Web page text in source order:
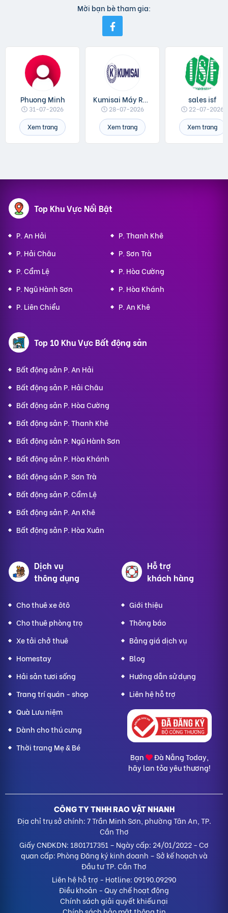
Mời bạn bè tham gia:
Phuong Minh
31-07-2026
Xem trang
Kumisai Máy Rửa Xe
28-07-2026
Xem trang
sales isf
22-07-2026
Xem trang
Top Khu Vực Nổi Bật
P. An Hải
P. Thanh Khê
P. Hải Châu
P. Sơn Trà
P. Cẩm Lệ
P. Hòa Cường
P. Ngũ Hành Sơn
P. Hòa Khánh
P. Liên Chiểu
P. An Khê
Top 10 Khu Vực Bất động sản
Bất động sản P. An Hải
Bất động sản P. Hải Châu
Bất động sản P. Hòa Cường
Bất động sản P. Thanh Khê
Bất động sản P. Ngũ Hành Sơn
Bất động sản P. Hòa Khánh
Bất động sản P. Sơn Trà
Bất động sản P. Cẩm Lệ
Bất động sản P. An Khê
Bất động sản P. Hòa Xuân
Dịch vụ
thông dụng
Cho thuê xe ôtô
Cho thuê phòng trọ
Xe tải chở thuê
Homestay
Hải sản tươi sống
Trang trí quán - shop
Quà Lưu niệm
Dành cho thú cưng
Thời trang Mẹ & Bé
Hỗ trợ
khách hàng
Giới thiệu
Thông báo
Bảng giá dịch vụ
Blog
Hướng dẫn sử dụng
Liên hệ hỗ trợ
Bạn
Đà Nẵng Today,
hãy lan tỏa yêu thương!
CÔNG TY TNHH RAO VẶT NHANH
Địa chỉ trụ sở chính: 7 Trần Minh Sơn, phường Tân An, TP.
Cần Thơ
Giấy CNĐKDN: 1801717351 – Ngày cấp: 24/01/2022 - Cơ
quan cấp: Phòng Đăng ký kinh doanh – Sở kế hoạch và
Đầu tư TP. Cần Thơ
Liên hệ hỗ trợ - Hotline:09190.09290
Điều khoản -Quy chế hoạt động
Chính sách giải quyết khiếu nại